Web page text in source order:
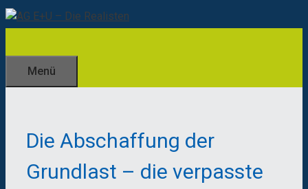
Zum
Inhalt
Menü
Die Abschaffung der
Grundlast – die verpasste